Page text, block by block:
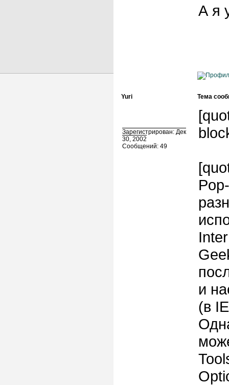
А я
Yuri Тема
Зарегистрирован: Дек
30, 2002
Сообщений: 49
и
(в